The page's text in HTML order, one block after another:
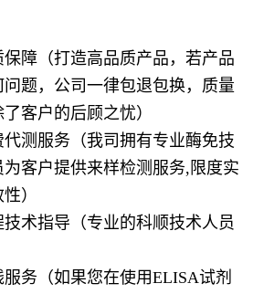
障（打造高品质产品，若产品
题，公司一律包退包换，质量
客户的后顾之忧）
测服务（我司拥有专业酶免技
客户提供来样检测服务,限度实
）
技术指导（专业的科顺技术人员
服务（如果您在使用ELISA试剂